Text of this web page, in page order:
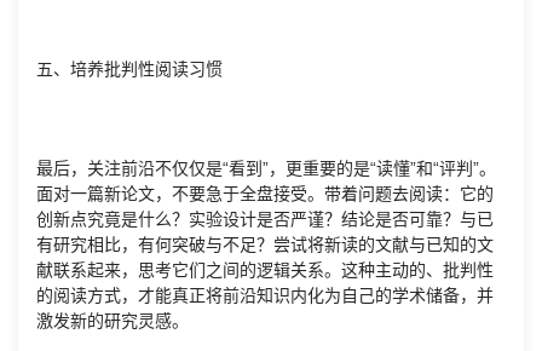
五、培养批判性阅读习惯
最后，关注前沿不仅仅是“看到”，更重要的是“读懂”和“评判”。
面对一篇新论文，不要急于全盘接受。带着问题去阅读：它的
创新点究竟是什么？实验设计是否严谨？结论是否可靠？与已
有研究相比，有何突破与不足？尝试将新读的文献与已知的文
献联系起来，思考它们之间的逻辑关系。这种主动的、批判性
的阅读方式，才能真正将前沿知识内化为自己的学术储备，并
激发新的研究灵感。